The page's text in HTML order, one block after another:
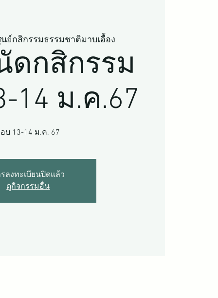
ย์กสิกรรมธรรมชาติมาบเอื้อง
ดกสิกรรม
14 ม.ค.67
บ 13-14 ม.ค. 67
ลงทะเบียนปิดแล้ว
ดูกิจกรรมอื่น